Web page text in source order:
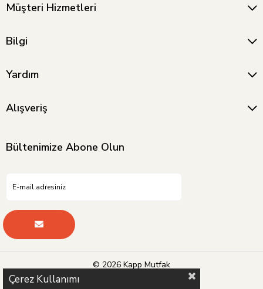
Müşteri Hizmetleri
Bilgi
Yardım
Alışveriş
Bültenimize Abone Olun
© 2026 Kapp Mutfak
Çerez Kullanımı